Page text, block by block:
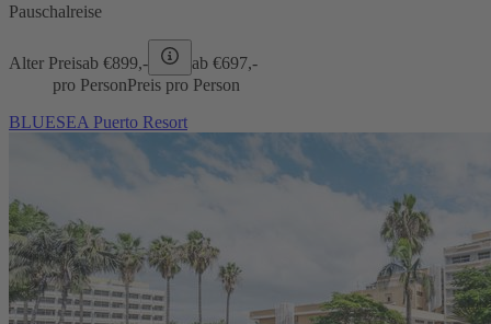
Pauschalreise
Alter Preisab €899,- ab €697,-
pro PersonPreis pro Person
BLUESEA Puerto Resort